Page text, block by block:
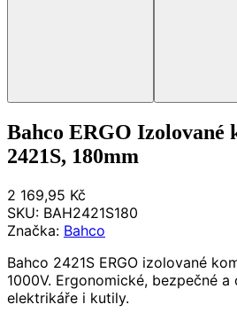
Bahco ERGO Izolované
2421S, 180mm
2 169,95 Kč
SKU: BAH2421S180
Značka: Bahco
Bahco 2421S ERGO izolované
1000V. Ergonomické, bezpečné
elektrikáře i kutily.